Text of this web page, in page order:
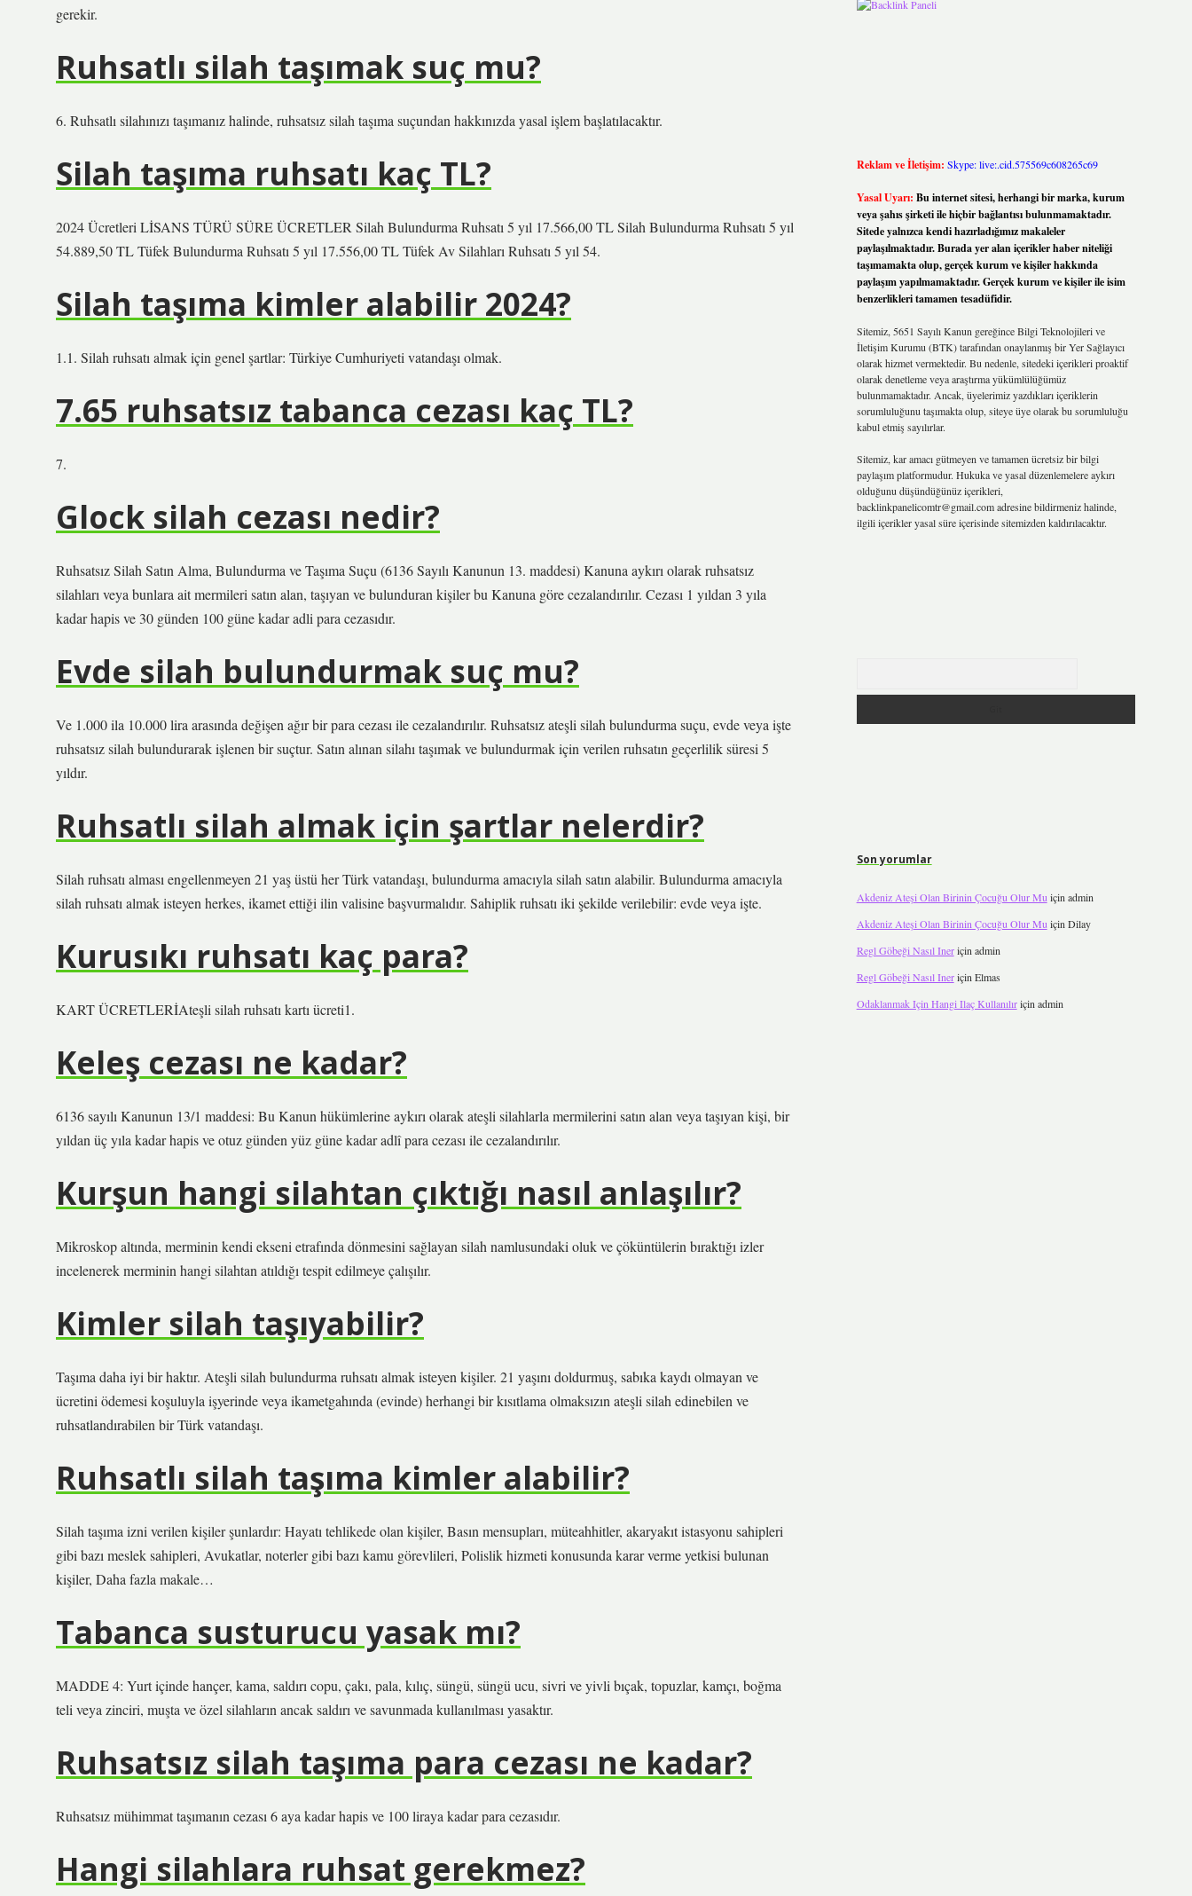
gerekir.
Ruhsatlı silah taşımak suç mu?
6. Ruhsatlı silahınızı taşımanız halinde, ruhsatsız silah taşıma suçundan hakkınızda yasal işlem başlatılacaktır.
Silah taşıma ruhsatı kaç TL?
2024 Ücretleri LİSANS TÜRÜ SÜRE ÜCRETLER Silah Bulundurma Ruhsatı 5 yıl 17.566,00 TL Silah Bulundurma Ruhsatı 5 yıl
54.889,50 TL Tüfek Bulundurma Ruhsatı 5 yıl 17.556,00 TL Tüfek Av Silahları Ruhsatı 5 yıl 54.
Silah taşıma kimler alabilir 2024?
1.1. Silah ruhsatı almak için genel şartlar: Türkiye Cumhuriyeti vatandaşı olmak.
7.65 ruhsatsız tabanca cezası kaç TL?
7.
Glock silah cezası nedir?
Ruhsatsız Silah Satın Alma, Bulundurma ve Taşıma Suçu (6136 Sayılı Kanunun 13. maddesi) Kanuna aykırı olarak ruhsatsız
silahları veya bunlara ait mermileri satın alan, taşıyan ve bulunduran kişiler bu Kanuna göre cezalandırılır. Cezası 1 yıldan 3 yıla
kadar hapis ve 30 günden 100 güne kadar adli para cezasıdır.
Evde silah bulundurmak suç mu?
Ve 1.000 ila 10.000 lira arasında değişen ağır bir para cezası ile cezalandırılır. Ruhsatsız ateşli silah bulundurma suçu, evde veya işte
ruhsatsız silah bulundurarak işlenen bir suçtur. Satın alınan silahı taşımak ve bulundurmak için verilen ruhsatın geçerlilik süresi 5
yıldır.
Ruhsatlı silah almak için şartlar nelerdir?
Silah ruhsatı alması engellenmeyen 21 yaş üstü her Türk vatandaşı, bulundurma amacıyla silah satın alabilir. Bulundurma amacıyla
silah ruhsatı almak isteyen herkes, ikamet ettiği ilin valisine başvurmalıdır. Sahiplik ruhsatı iki şekilde verilebilir: evde veya işte.
Kurusıkı ruhsatı kaç para?
KART ÜCRETLERİAteşli silah ruhsatı kartı ücreti1.
Keleş cezası ne kadar?
6136 sayılı Kanunun 13/1 maddesi: Bu Kanun hükümlerine aykırı olarak ateşli silahlarla mermilerini satın alan veya taşıyan kişi, bir
yıldan üç yıla kadar hapis ve otuz günden yüz güne kadar adlî para cezası ile cezalandırılır.
Kurşun hangi silahtan çıktığı nasıl anlaşılır?
Mikroskop altında, merminin kendi ekseni etrafında dönmesini sağlayan silah namlusundaki oluk ve çöküntülerin bıraktığı izler
incelenerek merminin hangi silahtan atıldığı tespit edilmeye çalışılır.
Kimler silah taşıyabilir?
Taşıma daha iyi bir haktır. Ateşli silah bulundurma ruhsatı almak isteyen kişiler. 21 yaşını doldurmuş, sabıka kaydı olmayan ve
ücretini ödemesi koşuluyla işyerinde veya ikametgahında (evinde) herhangi bir kısıtlama olmaksızın ateşli silah edinebilen ve
ruhsatlandırabilen bir Türk vatandaşı.
Ruhsatlı silah taşıma kimler alabilir?
Silah taşıma izni verilen kişiler şunlardır: Hayatı tehlikede olan kişiler, Basın mensupları, müteahhitler, akaryakıt istasyonu sahipleri
gibi bazı meslek sahipleri, Avukatlar, noterler gibi bazı kamu görevlileri, Polislik hizmeti konusunda karar verme yetkisi bulunan
kişiler, Daha fazla makale…
Tabanca susturucu yasak mı?
MADDE 4: Yurt içinde hançer, kama, saldırı copu, çakı, pala, kılıç, süngü, süngü ucu, sivri ve yivli bıçak, topuzlar, kamçı, boğma
teli veya zinciri, muşta ve özel silahların ancak saldırı ve savunmada kullanılması yasaktır.
Ruhsatsız silah taşıma para cezası ne kadar?
Ruhsatsız mühimmat taşımanın cezası 6 aya kadar hapis ve 100 liraya kadar para cezasıdır.
Hangi silahlara ruhsat gerekmez?
Reklam ve İletişim: Skype: live:.cid.575569c608265c69
Yasal Uyarı: Bu internet sitesi, herhangi bir marka, kurum
veya şahıs şirketi ile hiçbir bağlantısı bulunmamaktadır.
Sitede yalnızca kendi hazırladığımız makaleler
paylaşılmaktadır. Burada yer alan içerikler haber niteliği
taşımamakta olup, gerçek kurum ve kişiler hakkında
paylaşım yapılmamaktadır. Gerçek kurum ve kişiler ile isim
benzerlikleri tamamen tesadüfidir.
Sitemiz, 5651 Sayılı Kanun gereğince Bilgi Teknolojileri ve
İletişim Kurumu (BTK) tarafından onaylanmış bir Yer Sağlayıcı
olarak hizmet vermektedir. Bu nedenle, sitedeki içerikleri proaktif
olarak denetleme veya araştırma yükümlülüğümüz
bulunmamaktadır. Ancak, üyelerimiz yazdıkları içeriklerin
sorumluluğunu taşımakta olup, siteye üye olarak bu sorumluluğu
kabul etmiş sayılırlar.
Sitemiz, kar amacı gütmeyen ve tamamen ücretsiz bir bilgi
paylaşım platformudur. Hukuka ve yasal düzenlemelere aykırı
olduğunu düşündüğünüz içerikleri,
backlinkpanelicomtr@gmail.comadresine bildirmeniz halinde,
ilgili içerikler yasal süre içerisinde sitemizden kaldırılacaktır.
Son yorumlar
Akdeniz Ateşi Olan Birinin Çocuğu Olur Mu için admin
Akdeniz Ateşi Olan Birinin Çocuğu Olur Mu için Dilay
Regl Göbeği Nasıl Ineriçin admin
Regl Göbeği Nasıl Ineriçin Elmas
Odaklanmak Için Hangi Ilaç Kullanılıriçin admin